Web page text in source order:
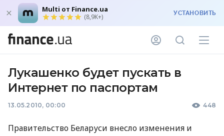
Multi от Finance.ua
(8,9K+) УСТАНОВИТЬ
Лукашенко будет пускать в
Интернет по паспортам
13.05.2010, 00:00 448
Правительство Беларуси внесло изменения и